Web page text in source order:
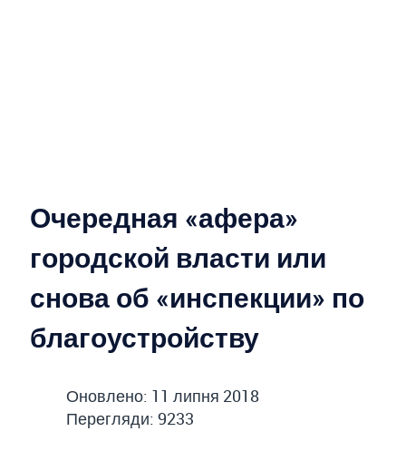
Очередная «афера»
городской власти или
снова об «инспекции» по
благоустройству
Оновлено: 11 липня 2018
Перегляди: 9233